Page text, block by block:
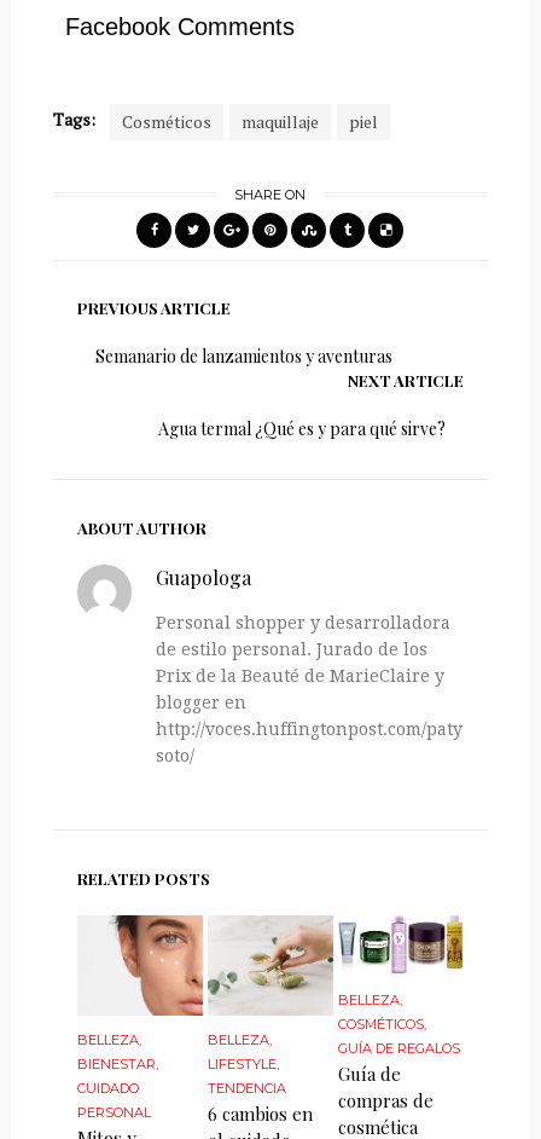
Facebook Comments
Tags: Cosméticos maquillaje piel
SHARE ON
PREVIOUS ARTICLE
Semanario de lanzamientos y aventuras
NEXT ARTICLE
Agua termal ¿Qué es y para qué sirve?
ABOUT AUTHOR
Guapologa
Personal shopper y desarrolladora
de estilo personal. Jurado de los
Prix de la Beauté de MarieClaire y
blogger en
http://voces.huffingtonpost.com/paty-
soto/
RELATED POSTS
BELLEZA,
BIENESTAR
CUIDADO
PERSONAL
BELLEZA
LIFESTYLE
TENDENCIA
6 cambios en
BELLEZA
COSMÉTICOS
GUÍA DE REGALOS
Guía de
compras de
cosmética